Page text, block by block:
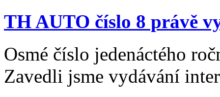
TH AUTO číslo 8 právě
Osmé číslo jedenáctého
Zavedli jsme vydávání